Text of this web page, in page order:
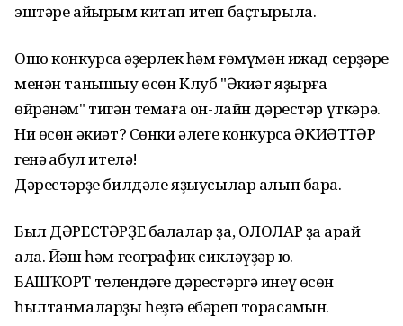
эштәре айырым китап итеп баҫтырыла.
Ошо конкурсҡа әҙерлек һәм ғөмүмән ижад серҙәре
менән танышыу өсөн Клуб "Әкиәт яҙырға
өйрәнәм" тигән темаға он-лайн дәрестәр үткәрә.
Ни өсөн әкиәт? Сөнки әлеге конкурсҡа ӘКИӘТТӘР
генә ҡабул ителә!
Дәрестәрҙе билдәле яҙыусылар алып бара.
Был ДӘРЕСТӘРҘЕ балалар ҙа, ОЛОЛАР ҙа ҡарай
ала. Йәш һәм географик сикләүҙәр юҡ.
БАШҠОРТ телендәге дәрестәргә инеү өсөн
һылтанмаларҙы һеҙгә ебәреп торасаҡмын.